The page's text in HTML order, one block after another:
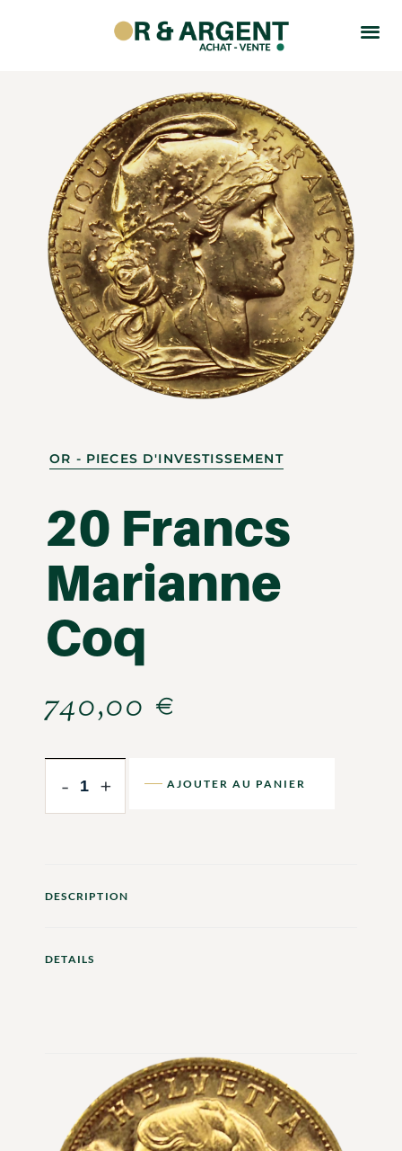
OR - PIECES D'INVESTISSEMENT
20 Francs
Marianne
Coq
740,00 €
- + AJOUTER AU PANIER
DESCRIPTION
DETAILS